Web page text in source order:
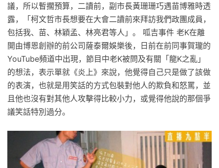
議，所以暫擱預算，二讀前，副市長黃珊珊巧遇苗博雅時透
露，「柯文哲市長想要在大會二讀前來拜訪我們政團成員，
包括我、苗、林穎孟、林亮君等人」。 呱吉事件 老K在離
開由博恩創辦的前公司薩泰爾娛樂後，日前在前同事賀瓏的
YouTube頻道中出現，節目中老K被問及有關「龍K之亂」
的想法，表示單就《炎上》來說，他覺得自己只是做了該做
的表演，也就是用笑話的方式包裝對他人的欺負和怒罵，並
且他也沒有對其他人攻擊得比較小力，或覺得他說的那個爭
議笑話特別過分。